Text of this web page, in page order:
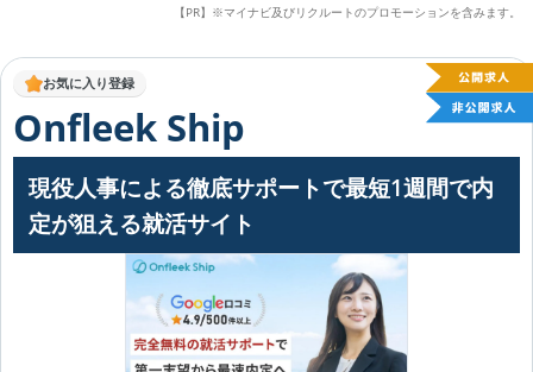
【PR】※マイナビ及びリクルートのプロモーションを含みます。
お気に入り登録
Onfleek Ship
現役人事による徹底サポートで最短1週間で内
定が狙える就活サイト